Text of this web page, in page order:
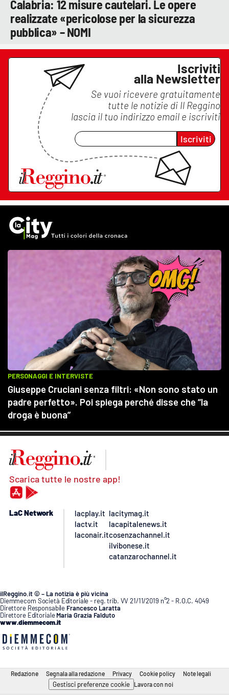
Calabria: 12 misure cautelari. Le opere
realizzate «pericolose per la sicurezza
pubblica» – NOMI
Iscriviti
alla Newsletter
Se vuoi ricevere gratuitamente
tutte le notizie di Il Reggino
lascia il tuo indirizzo email e iscriviti
Iscriviti
Scarica tutte le nostre app!
LaC Network
lacplay.it
lactv.it
laconair.it
lacitymag.it
lacapitalenews.it
cosenzachannel.it
ilvibonese.it
catanzarochannel.it
ilReggino.it © – La notizia è più vicina
Diemmecom Società Editoriale - reg. trib. VV 21/11/2019 n°2 - R.O.C. 4049
Direttore Responsabile Francesco Laratta
Direttore Editoriale Maria Grazia Falduto
www.diemmecom.it
Redazione Segnala alla redazione Privacy Cookie policy Note legali
Gestisci preferenze cookie Lavora con noi